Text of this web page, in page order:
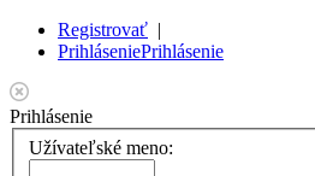
Registrovať |
PrihláseniePrihlásenie
Prihlásenie
Užívateľské meno: